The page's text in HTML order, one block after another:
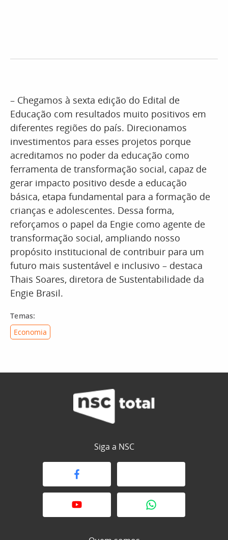
– Chegamos à sexta edição do Edital de
Educação com resultados muito positivos em
diferentes regiões do país. Direcionamos
investimentos para esses projetos porque
acreditamos no poder da educação como
ferramenta de transformação social, capaz de
gerar impacto positivo desde a educação
básica, etapa fundamental para a formação de
crianças e adolescentes. Dessa forma,
reforçamos o papel da Engie como agente de
transformação social, ampliando nosso
propósito institucional de contribuir para um
futuro mais sustentável e inclusivo – destaca
Thais Soares, diretora de Sustentabilidade da
Engie Brasil.
Temas:
Economia
Siga a NSC